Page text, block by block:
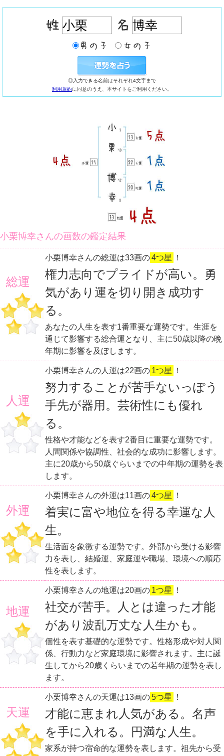
◎入力できる名前はそれぞれ4文字まで
利用規約に同意のうえ、本サイトをご利用ください。
小栗博幸さんの画数の鑑定結果
総運
小栗博幸さんの総運は33画の4つ星 ！
権力志向でプライドが高い。勇
気があり運を切り開き成功す
る。
あなたの人生を表す1番重要な運勢です。生涯を
通じて影響する総合運となり、主に50歳以降の晩
年期に影響を及ぼします。
人運
小栗博幸さんの人運は22画の 1つ星 ！
努力することが苦手ないっぽう
手先が器用。芸術性にも優れ
る。
性格や才能などを表す2番目に重要な運勢です。
人間関係や協調性、社会的な成功に影響します。
主に20歳から50歳ぐらいまでの中年期の運勢を表
します。
外運
小栗博幸さんの外運は11画の4つ星 ！
着実に富や地位を得る幸運な人
生。
生活面を象徴する運勢です。外部から受ける影響
力を表し、結婚運、家庭運や職場、環境への順応
性を表します。
地運
小栗博幸さんの地運は20画の 1つ星 ！
社交が苦手。人とは違った才能
があり波乱万丈な人生かも。
個性を表す基礎的な運勢です。性格形成や対人関
係、行動力など家庭環境に影響されます。主に誕
生してから20歳くらいまでの若年期の運勢を表し
ます。
天運
小栗博幸さんの天運は13画の5つ星 ！
才能に恵まれ人気がある。名声
を手に入れる。円満な人生。
家系が持つ宿命的な運勢を表します。祖先から受